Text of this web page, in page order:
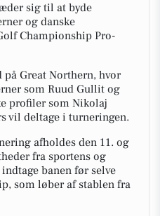
sig til at byde
og danske
Championship Pro-
Great Northern, hvor
som Ruud Gullit og
profiler som Nikolaj
vil deltage i turneringen.
afholdes den 11. og
fra sportens og
banen før selve
som løber af stablen fra